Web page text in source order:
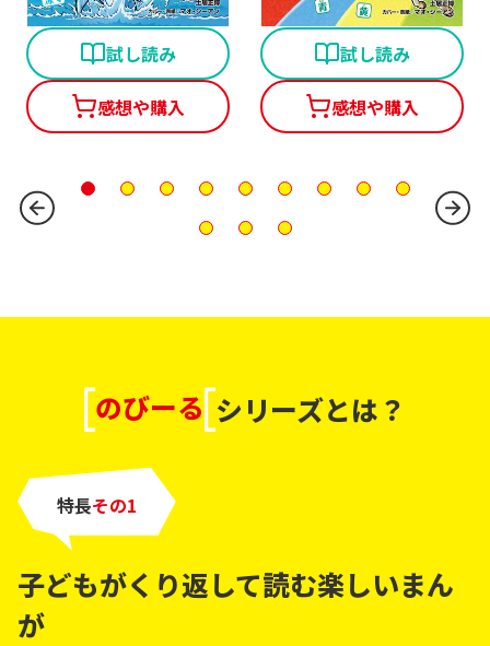
角川まんが学習シリーズ のびーる国語 満点漢字力２ ３
試し読み
感想や購入
角川まんが学習シリーズ の
試し読み
感想や購入
のびーる シリーズとは？
特長その
子どもがくり返して読む楽しいまん
が